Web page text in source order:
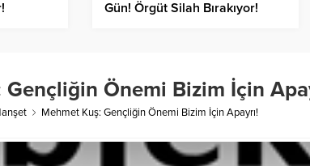
Gün! Örgüt Silah Bırakıyor!
Gençliğin Önemi Bizim İçin
Mehmet Kuş: Gençliğin Önemi Bizim İçin Apayrı!